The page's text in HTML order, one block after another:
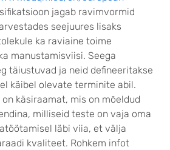
jagab ravimvormid
seejuures lisaks
ka raviaine toime
manustamisviisi. Seega
täiustuvad ja neid defineeritakse
käibel olevate terminite abil.
on käsiraamat, mis on mõeldud
milliseid teste on vaja oma
läbi viia, et välja
kvaliteet. Rohkem infot